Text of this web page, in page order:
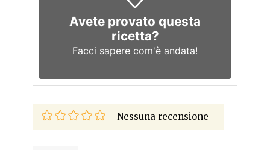
Avete provato questa
ricetta?
Facci sapere com'è andata!
Nessuna recensione